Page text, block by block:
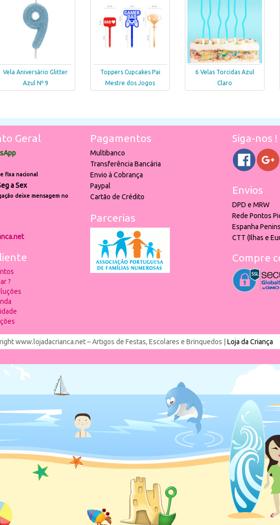
Vela Aniversário Glitter
Azul Nº 9
Toppers Cupcakes Pai
Mestre dos Jogos
6 Velas Torcidas Azul
Claro
Geral
fixa nacional
a Sex
deixe mensagem no
?
Pagamentos
Multibanco
Transferência Bancária
Envio à Cobrança
Paypal
Cartão de Crédito
Parcerias
Siga-nos !
Envios
DPD e MRW
Rede Pontos
Espanha
CTT (Ilhas e
Compre
www.lojadacrianca.net – Artigos de Festas, Escolares e Brinquedos | Loja da Criança